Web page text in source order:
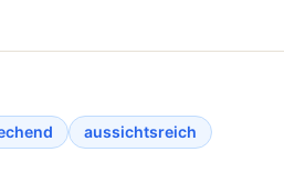
aussichtsreich